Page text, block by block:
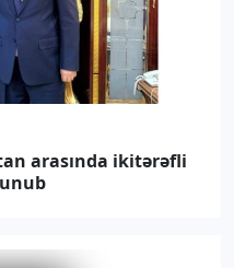
arasında ikitərəfli